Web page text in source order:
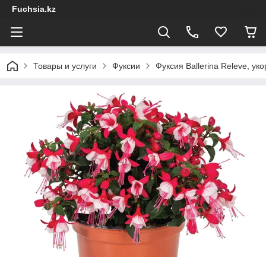
Fuchsia.kz
Товары и услуги Фуксии Фуксия Ballerina Releve,